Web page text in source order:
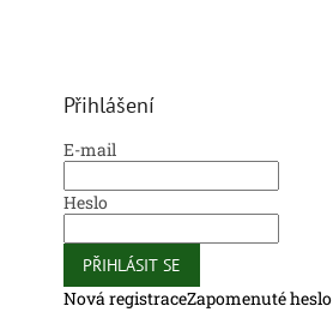
Přihlášení
E-mail
Heslo
PŘIHLÁSIT SE
Nová registraceZapomenuté heslo